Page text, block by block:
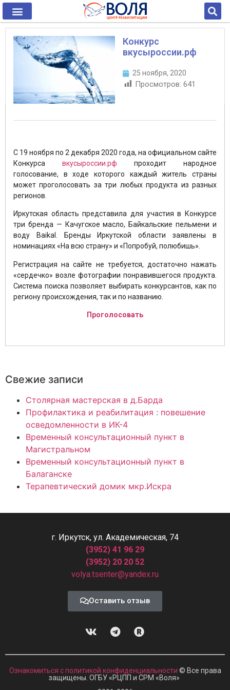
Конкурс
вкусыроссии.рф
25 ноября, 2020
Просмотров: 641
С 19 ноября по 2 декабря 2020 года, на официальном сайте
Конкурса вкусыроссии.рф проходит народное
голосование, в ходе которого каждый житель страны
может проголосовать за три любых продукта из разных
регионов.
Иркутская область представила для участия в Конкурсе
три бренда — Качугское масло, Байкальские пельмени и
воду Baikal. Бренды Иркутской области заявлены в
номинациях «На всю страну» и «Попробуй, полюбишь».
Регистрация на сайте не требуется, достаточно нажать
«сердечко» возле фотографии понравившегося продукта.
Система поиска позволяет выбирать конкурсантов, как по
региону происхождения, так и по названию.
Проголосовать
Свежие записи
Столярная мастерская в д.Барда
Профилактика и реабилитация : повешение
осведомленности в ИК-4
Временный консультационный пункт в
Магистральном
Временный консультационный пункт в
Балаганске
Терапевтический домик мкр.Искра
г. Иркутск, ул. Академическая, 74
(3952) 41 96 29
(3952) 20 20 52
volya.tsenter@yandex.ru
Оставить отзыв
Ознакомиться с политикой конфиденциальности © Все права
защищены. ОГБУ «РЦПП и СРМ «Воля»